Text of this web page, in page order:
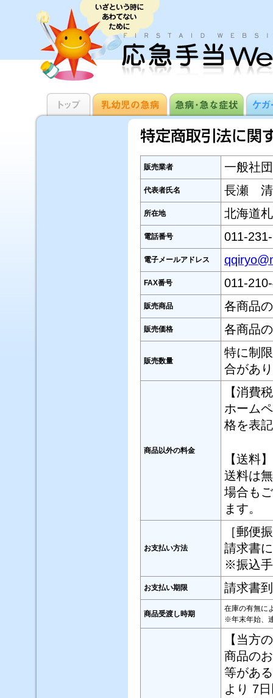
販売業者 一般社
代表者氏名 長瀬 清
所在地 北海道
電話番号 011-
電子メールアドレス
FAX番号 011-
販売商品 各商品
販売価格 各商品
販売数量
特に制
合があ
商品以外の料金
【消費
ホーム
格を表
【送料】
送料は
場合も
ます。
お支払い方法
［郵便
請求書
※振込手
お支払い期限 請求書
商品受渡し時期
在庫の有無に
※年末年始、
【当方
商品の
等があ
より 7